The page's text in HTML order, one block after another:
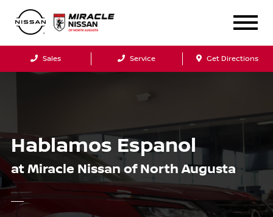
Sales Service Get Directions
Hablamos Espanol
at Miracle Nissan of North Augusta